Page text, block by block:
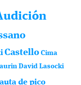
Castello Cima
David Lasocki
de pico